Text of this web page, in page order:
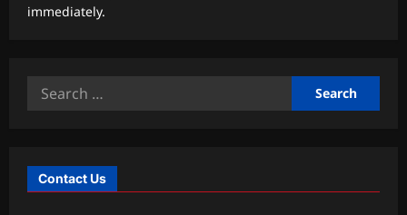
immediately.
Search
Contact Us